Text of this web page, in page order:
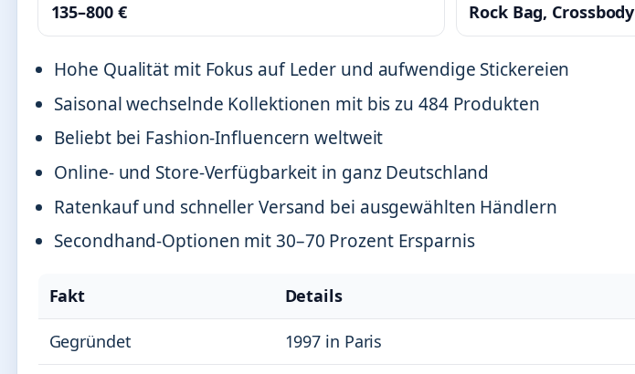
135–800 € Rock Bag, Crossbody
Hohe Qualität mit Fokus auf Leder und aufwendige Stickereien
Saisonal wechselnde Kollektionen mit bis zu 484 Produkten
Beliebt bei Fashion-Influencern weltweit
Online- und Store-Verfügbarkeit in ganz Deutschland
Ratenkauf und schneller Versand bei ausgewählten Händlern
Secondhand-Optionen mit 30–70 Prozent Ersparnis
Fakt Details
Gegründet 1997 in Paris